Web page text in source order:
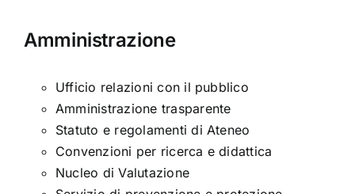
Amministrazione
Ufficio relazioni con il pubblico
Amministrazione trasparente
Statuto e regolamenti di Ateneo
Convenzioni per ricerca e didattica
Nucleo di Valutazione